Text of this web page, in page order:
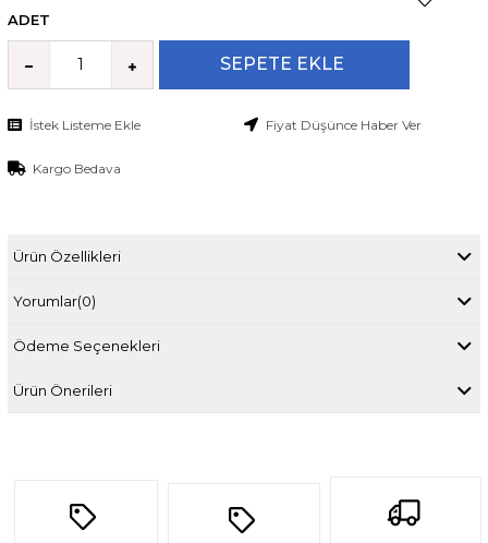
ADET
İstek Listeme Ekle Fiyat Düşünce Haber Ver
Kargo Bedava
Ürün Özellikleri
Yorumlar(0)
Ödeme Seçenekleri
Ürün Önerileri